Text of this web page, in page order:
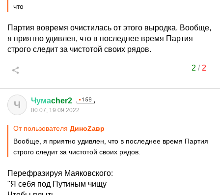
что
Партия вовремя очистилась от этого выродка. Вообще,
я приятно удивлен, что в последнее время Партия
строго следит за чистотой своих рядов.
2 / 2
Ч Чумаcher2
00:07, 19.09.2022
От пользователя ДиноZавp
Вообще, я приятно удивлен, что в последнее время Партия
строго следит за чистотой своих рядов.
Перефразируя Маяковского:
"Я себя под Путиным чищу